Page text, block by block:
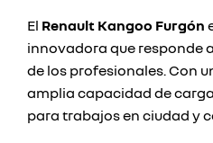
El Renault Kangoo Furgón
innovadora que responde
de los profesionales. Con
amplia capacidad de
para trabajos en ciudad y